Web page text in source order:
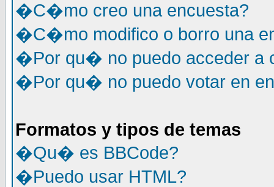
�C�mo creo una encuesta?
�C�mo modifico o borro una
�Por qu� no puedo acceder a
�Por qu� no puedo votar en
Formatos y tipos de temas
�Qu� es BBCode?
�Puedo usar HTML?